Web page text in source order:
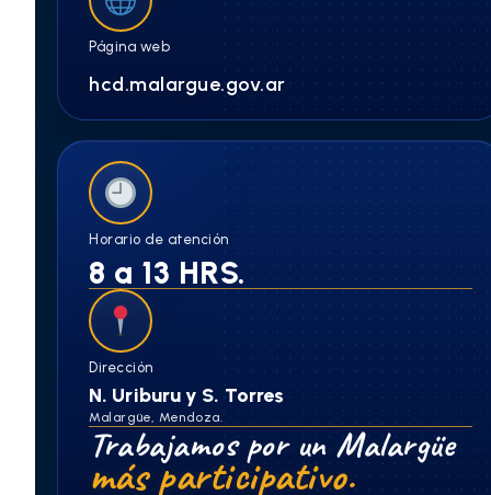
Página web
hcd.malargue.gov.ar
Horario de atención
8 a 13 HRS.
Dirección
N. Uriburu y S. Torres
Malargüe, Mendoza.
Trabajamos por un Malargüe
más participativo.